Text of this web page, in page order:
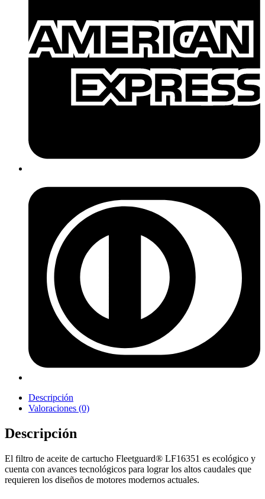
Descripción
Valoraciones (0)
Descripción
El filtro de aceite de cartucho Fleetguard® LF16351 es ecológico y
cuenta con avances tecnológicos para lograr los altos caudales que
requieren los diseños de motores modernos actuales.